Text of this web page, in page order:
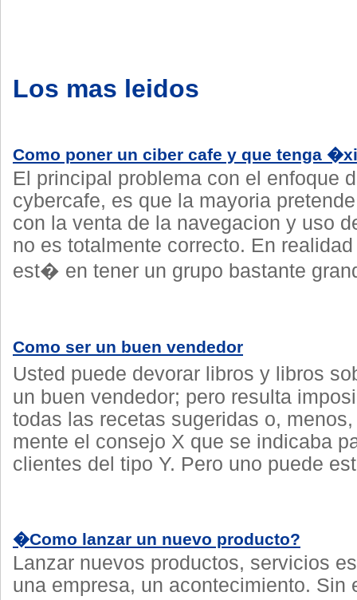
Los mas leidos
Como poner un ciber cafe y que tenga
El principal problema con el enfoque
cybercafe, es que la mayoria
con la venta de la navegacion y uso
no es totalmente correcto. En
est� en tener un grupo bastante
Como ser un buen vendedor
Usted puede devorar libros y libros
un buen vendedor; pero resulta
todas las recetas sugeridas o,
mente el consejo X que se indicaba
clientes del tipo Y. Pero uno puede
�Como lanzar un nuevo producto?
Lanzar nuevos productos, servicios
una empresa, un acontecimiento. Sin